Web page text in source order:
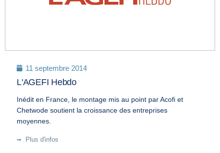
11 septembre 2014
L'AGEFI Hebdo
Inédit en France, le montage mis au point par Acofi et
Chetwode soutient la croissance des entreprises
moyennes.
Plus d'infos